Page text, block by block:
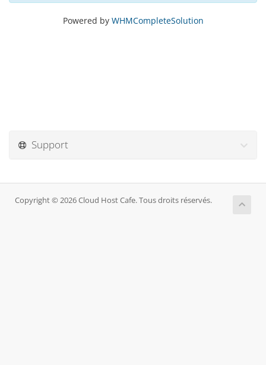
Powered by WHMCompleteSolution
Support
Copyright © 2026 Cloud Host Cafe. Tous droits réservés.